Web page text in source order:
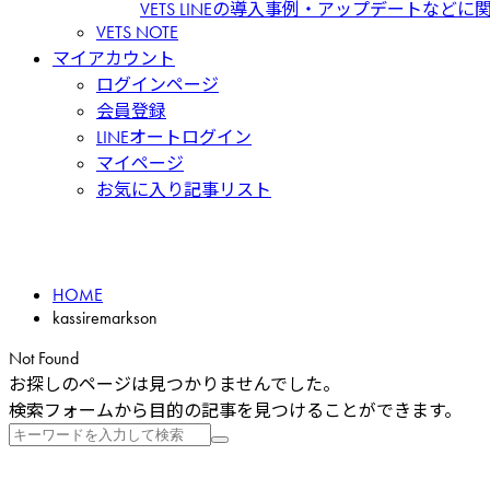
VETS LINEの導入事例・アップデートなどに
VETS NOTE
マイアカウント
ログインページ
会員登録
LINEオートログイン
マイページ
お気に入り記事リスト
HOME
kassiremarkson
Not Found
お探しのページは見つかりませんでした。
検索フォームから目的の記事を見つけることができます。
検